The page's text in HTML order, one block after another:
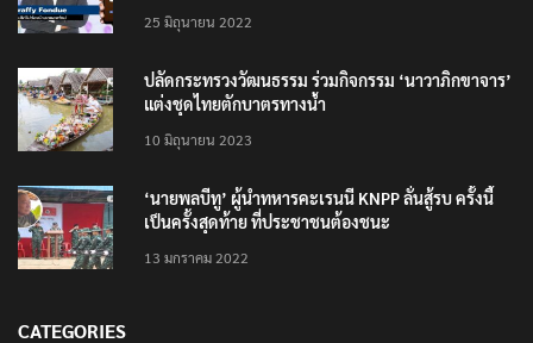
25 มิถุนายน 2022
ปลัดกระทรวงวัฒนธรรม ร่วมกิจกรรม ‘นาวาภิกขาจาร’
แต่งชุดไทยตักบาตรทางน้ำ
10 มิถุนายน 2023
‘นายพลบีทู’ ผู้นำทหารคะเรนนี KNPP ลั่นสู้รบ ครั้งนี้
เป็นครั้งสุดท้าย ที่ประชาชนต้องชนะ
13 มกราคม 2022
CATEGORIES